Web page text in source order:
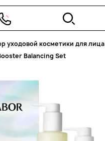
уходовой косметики для лица
Balancing Set